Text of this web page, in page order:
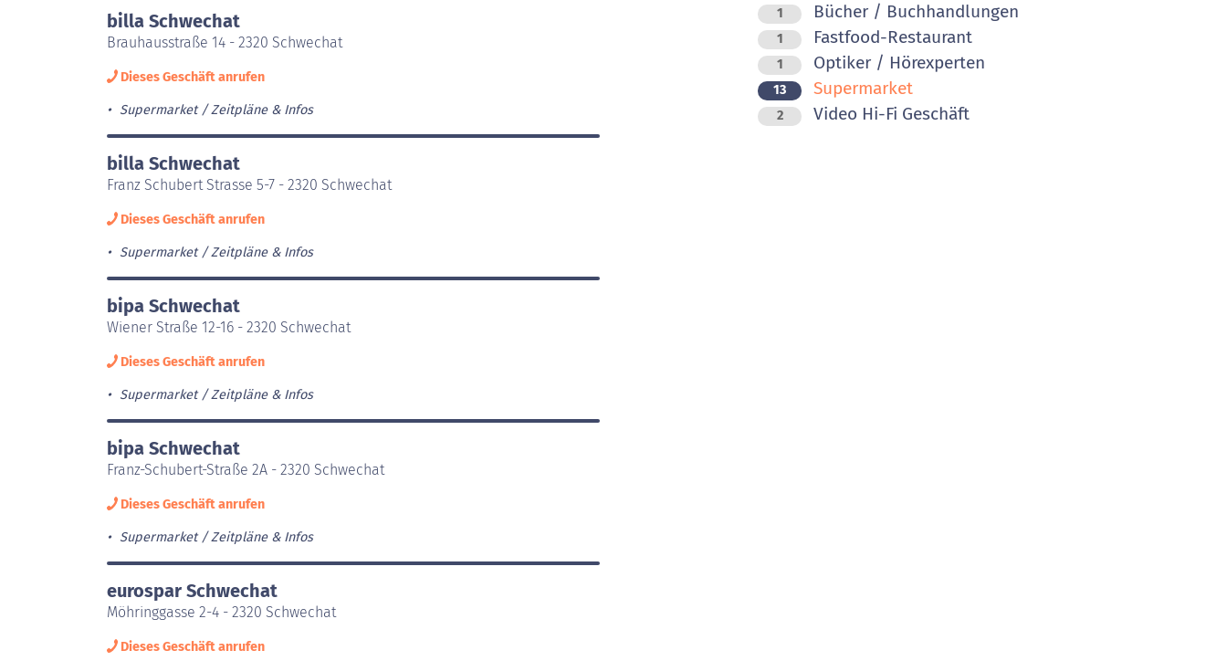
billa Schwechat
Brauhausstraße 14 - 2320 Schwechat
Dieses Geschäft anrufen
Supermarket Zeitpläne & Infos
billa Schwechat
Franz Schubert Strasse 5-7 - 2320 Schwechat
Dieses Geschäft anrufen
Supermarket Zeitpläne & Infos
bipa Schwechat
Wiener Straße 12-16 - 2320 Schwechat
Dieses Geschäft anrufen
Supermarket Zeitpläne & Infos
bipa Schwechat
Franz-Schubert-Straße 2A - 2320 Schwechat
Dieses Geschäft anrufen
Supermarket Zeitpläne & Infos
eurospar Schwechat
Möhringgasse 2-4 - 2320 Schwechat
Dieses Geschäft anrufen
1 Bücher / Buchhandlungen
1 Fastfood-Restaurant
1 Optiker / Hörexperten
13 Supermarket
2 Video Hi-Fi Geschäft